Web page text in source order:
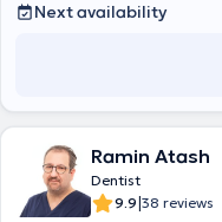
Next availability
Ramin Atash
Dentist
9.9|38 reviews